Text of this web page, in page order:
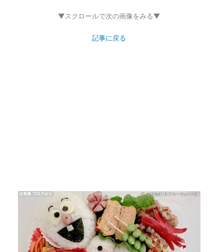
▼スクロールで次の画像をみる▼
記事に戻る